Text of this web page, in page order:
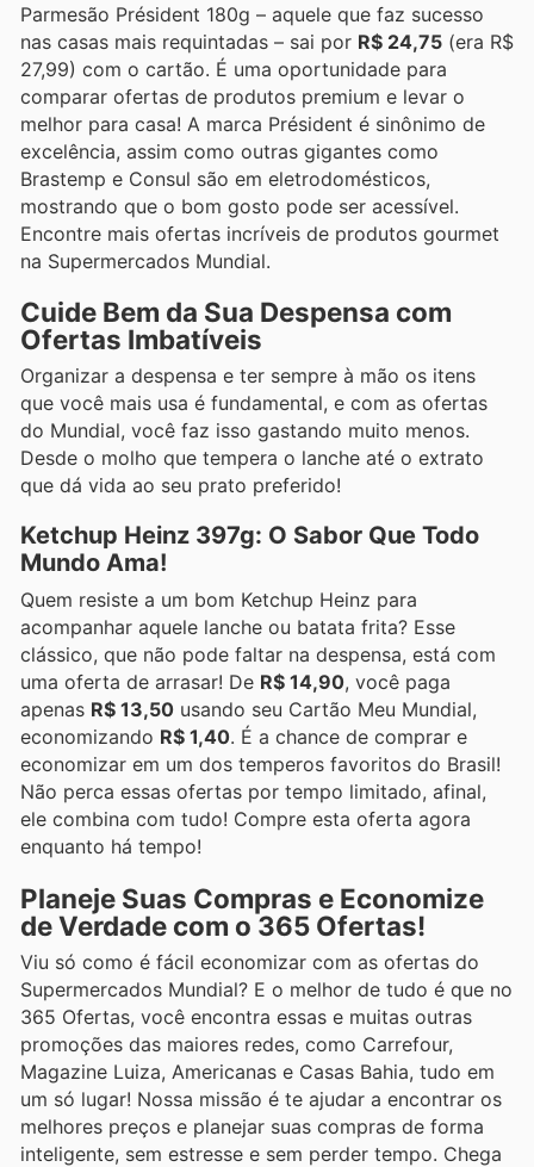
Parmesão Président 180g – aquele que faz sucesso
nas casas mais requintadas – sai por R$ 24,75 (era R$
27,99) com o cartão. É uma oportunidade para
comparar ofertas de produtos premium e levar o
melhor para casa! A marca Président é sinônimo de
excelência, assim como outras gigantes como
Brastemp e Consul são em eletrodomésticos,
mostrando que o bom gosto pode ser acessível.
Encontre mais ofertas incríveis de produtos gourmet
na Supermercados Mundial.
Cuide Bem da Sua Despensa com
Ofertas Imbatíveis
Organizar a despensa e ter sempre à mão os itens
que você mais usa é fundamental, e com as ofertas
do Mundial, você faz isso gastando muito menos.
Desde o molho que tempera o lanche até o extrato
que dá vida ao seu prato preferido!
Ketchup Heinz 397g: O Sabor Que Todo
Mundo Ama!
Quem resiste a um bom Ketchup Heinz para
acompanhar aquele lanche ou batata frita? Esse
clássico, que não pode faltar na despensa, está com
uma oferta de arrasar! De R$ 14,90, você paga
apenas R$ 13,50 usando seu Cartão Meu Mundial,
economizando R$ 1,40. É a chance de comprar e
economizar em um dos temperos favoritos do Brasil!
Não perca essas ofertas por tempo limitado, afinal,
ele combina com tudo! Compre esta oferta agora
enquanto há tempo!
Planeje Suas Compras e Economize
de Verdade com o 365 Ofertas!
Viu só como é fácil economizar com as ofertas do
Supermercados Mundial? E o melhor de tudo é que no
365 Ofertas, você encontra essas e muitas outras
promoções das maiores redes, como Carrefour,
Magazine Luiza, Americanas e Casas Bahia, tudo em
um só lugar! Nossa missão é te ajudar a encontrar os
melhores preços e planejar suas compras de forma
inteligente, sem estresse e sem perder tempo. Chega